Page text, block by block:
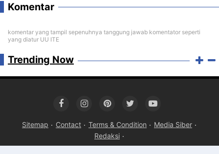
Komentar
komentar yang tampil sepenuhnya tanggung jawab komentator seperti
yang diatur UU ITE
Trending Now
Sitemap Contact Terms & Condition
Media Siber
Redaksi